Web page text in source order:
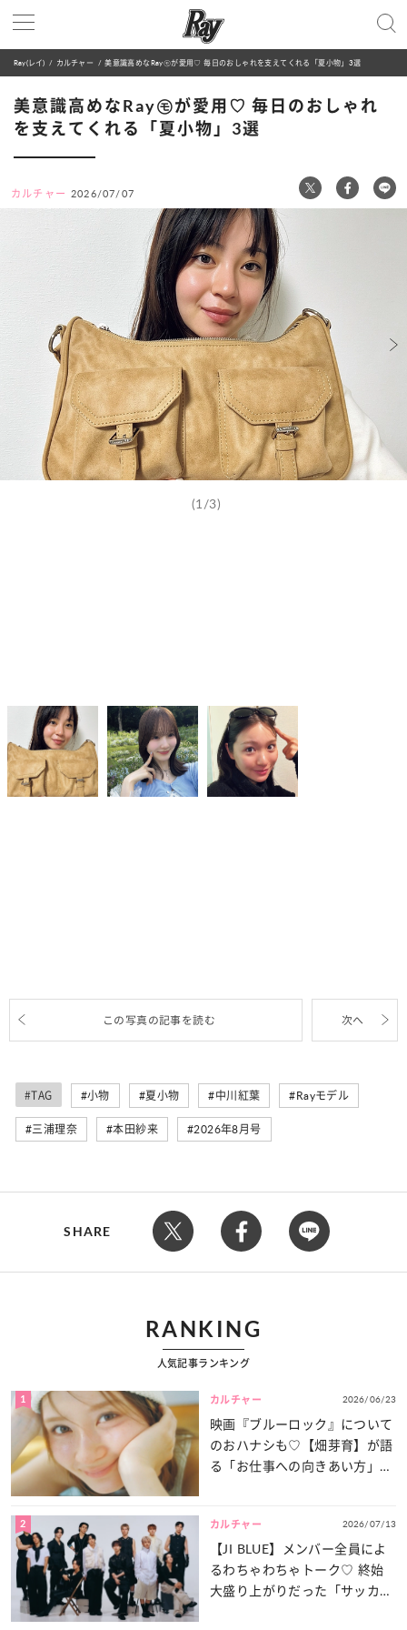
Ray(レイ) カルチャー 美意識高めなRay㋲が愛用♡ 毎日のおしゃれを支えてくれる「夏小物」3選
美意識高めなRay㋲が愛用♡ 毎日のおしゃれ
を支えてくれる「夏小物」3選
カルチャー 2026/07/07
(1/3)
この写真の記事を読む 次へ
#TAG 小物 夏小物 中川紅葉 Rayモデル
三浦理奈 本田紗来 2026年8月号
SHARE
RANKING
人気記事ランキング
1 カルチャー 2026/06/23
映画『ブルーロック』について
のおハナシも♡【畑芽育】が語
る「お仕事への向きあい方」と
2 カルチャー 2026/07/13
【JI BLUE】メンバー全員によ
るわちゃわちゃトーク♡ 終始
大盛り上がりだった「サッカー